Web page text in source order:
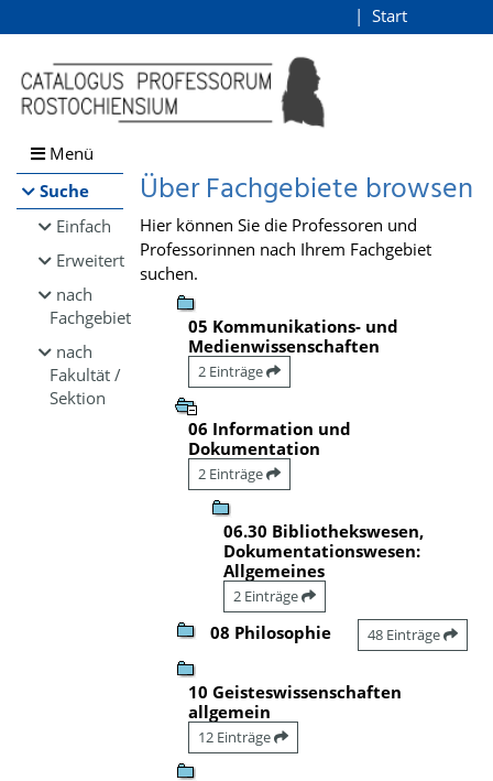
Browsen
direkt zum Inhalt
Start
Menü
Suche
Einfach
Erweitert
nach
Fachgebiet
nach
Fakultät /
Sektion
Über Fachgebiete browsen
Hier können Sie die Professoren und
Professorinnen nach Ihrem Fachgebiet
suchen.
05 Kommunikations- und
Medienwissenschaften
2 Einträge
06 Information und
Dokumentation
2 Einträge
06.30 Bibliothekswesen,
Dokumentationswesen:
Allgemeines
2 Einträge
08 Philosophie 48 Einträge
10 Geisteswissenschaften
allgemein
12 Einträge